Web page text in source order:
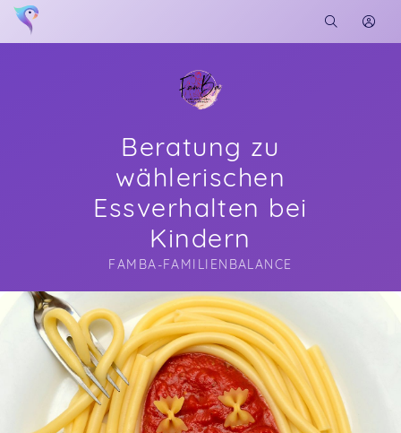
Beratung zu
wählerischen
Essverhalten bei
Kindern
FAMBA-FAMILIENBALANCE
Soon you will learn more about me here...